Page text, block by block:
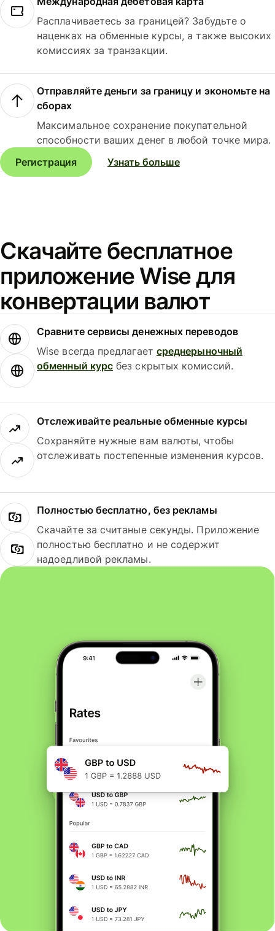
Расплачиваетесь за границей? Забудьте о
наценках на обменные курсы, а также высоких
комиссиях за транзакции.
Отправляйте деньги за границу и экономьте на
сборах
Максимальное сохранение покупательной
способности ваших денег в любой точке мира.
Регистрация
Узнать больше
Скачайте бесплатное
приложение Wise для
конвертации валют
Сравните сервисы денежных переводов
Wise всегда предлагает среднерыночный
обменный курс без скрытых комиссий.
Отслеживайте реальные обменные курсы
Сохраняйте нужные вам валюты, чтобы
отслеживать постепенные изменения курсов.
Полностью бесплатно, без рекламы
Скачайте за считаные секунды. Приложение
полностью бесплатно и не содержит
надоедливой рекламы.